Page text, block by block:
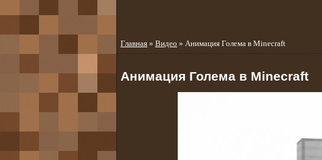
Главная » Видео » Анимация Голема в Minecraft
Анимация Голема в Minecraft